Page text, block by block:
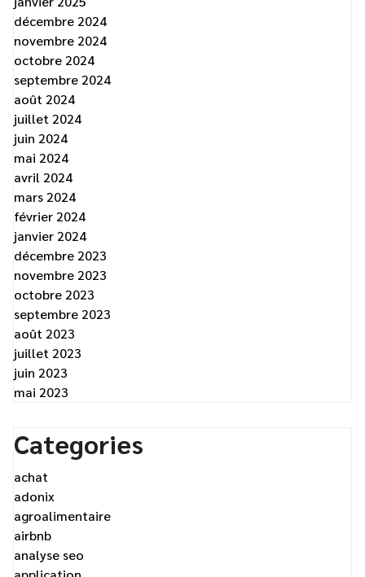
décembre 2024
novembre 2024
octobre 2024
septembre 2024
août 2024
juillet 2024
juin 2024
mai 2024
avril 2024
mars 2024
février 2024
janvier 2024
décembre 2023
novembre 2023
octobre 2023
septembre 2023
août 2023
juillet 2023
juin 2023
mai 2023
Categories
achat
adonix
agroalimentaire
airbnb
analyse seo